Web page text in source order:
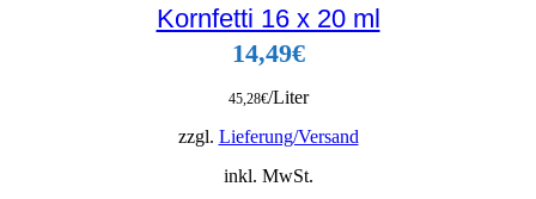
Kornfetti 16 x 20 ml
14,49€
45,28€/Liter
zzgl. Lieferung/Versand
inkl. MwSt.